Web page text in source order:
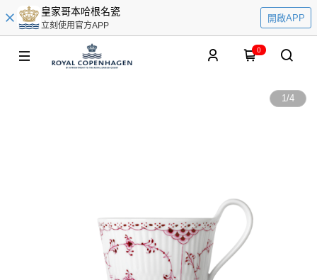
皇家哥本哈根名瓷
立刻使用官方APP
開啟APP
0
1/4